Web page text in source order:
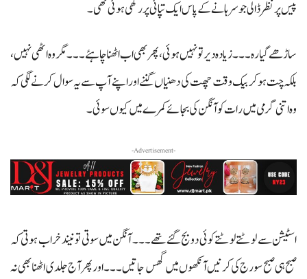
پیس پر نظر ڈالی جو سرہانے کے پاس ایک تپائی پر رکھی ہوئی تھی۔
ساڑھے گیارہ۔۔۔ زیادہ دیر تو نہیں ہوئی، پھر بھی اب اٹھنا چاہئے۔۔۔ مگر وہ اٹھی نہیں،
بلکہ چت ہوکر بیک وقت چھت کی دھنیاں گننے اور اپنے آپ سے یہ سوال کرنے لگی کہ
وہ اتنی گرمی میں رات کو آنگن کی بجائے کمرے میں کیوں سوئی۔
-Advertisement-
اسٹیشن سے لوٹتے لوٹتے کوئی دو بج گئے تھے۔۔۔ آنگن میں سوتی تو نیند خراب ہوتی کہ
صبح ہی صبح سورج کی کرنیں آنکھوں میں گھس جاتیں۔۔۔ اور پھر آج جلدی اٹھنا بھی نہ